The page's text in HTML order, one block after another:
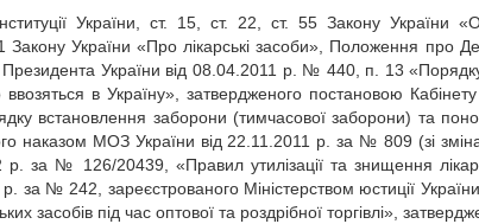
України, ст. 15, ст. 22, ст. 55 Закону України
Закону України «Про лікарські засоби», Положення про
України від 08.04.2011 р. № 440, п. 13
ввозяться в Україну», затвердженого постановою
встановлення заборони (тимчасової заборони) та
наказом МОЗ України від 22.11.2011 р. за № 809 (зі
р. за № 126/20439, «Правил утилізації та знищення
р. за № 242, зареєстрованого Міністерством юстиції
засобів під час оптової та роздрібної торгівлі»,